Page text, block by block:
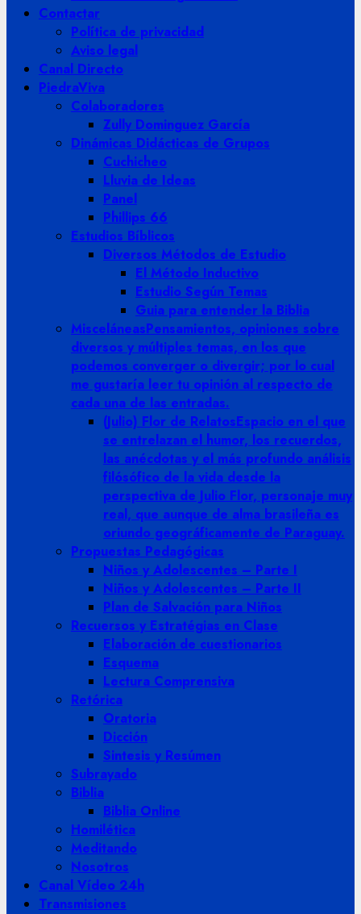
Contactar
Política de privacidad
Aviso legal
Canal Directo
PiedraViva
Colaboradores
Zully Dominguez García
Dinámicas Didácticas de Grupos
Cuchicheo
Lluvia de Ideas
Panel
Phillips 66
Estudios Bíblicos
Diversos Métodos de Estudio
El Método Inductivo
Estudio Según Temas
Guia para entender la Biblia
MisceláneasPensamientos, opiniones sobre
diversos y múltiples temas, en los que
podemos converger o divergir; por lo cual
me gustaría leer tu opinión al respecto de
cada una de las entradas.
(Julio) Flor de RelatosEspacio en el que
se entrelazan el humor, los recuerdos,
las anécdotas y el más profundo análisis
filósófico de la vida desde la
perspectiva de Julio Flor, personaje muy
real, que aunque de alma brasileña es
oriundo geográficamente de Paraguay.
Propuestas Pedagógicas
Niños y Adolescentes – Parte I
Niños y Adolescentes – Parte II
Plan de Salvación para Niños
Recuersos y Estratégias en Clase
Elaboración de cuestionarios
Esquema
Lectura Comprensiva
Retórica
Oratoria
Dicción
Sintesis y Resúmen
Subrayado
Biblia
Biblia Online
Homilética
Meditando
Nosotros
Canal Vídeo 24h
Transmisiones